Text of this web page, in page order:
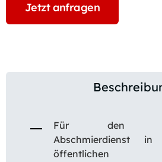
Jetzt anfragen
Für den
Abschmierdienst
öffentlichen